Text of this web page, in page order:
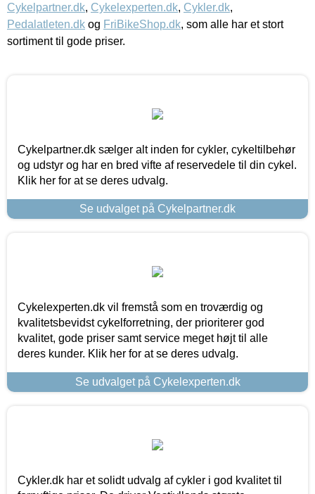
Cykelpartner.dk, Cykelexperten.dk, Cykler.dk,
Pedalatleten.dk og FriBikeShop.dk, som alle har et stort
sortiment til gode priser.
Cykelpartner.dk sælger alt inden for cykler, cykeltilbehør
og udstyr og har en bred vifte af reservedele til din cykel.
Klik her for at se deres udvalg.
Se udvalget på Cykelpartner.dk
Cykelexperten.dk vil fremstå som en troværdig og
kvalitetsbevidst cykelforretning, der prioriterer god
kvalitet, gode priser samt service meget højt til alle
deres kunder. Klik her for at se deres udvalg.
Se udvalget på Cykelexperten.dk
Cykler.dk har et solidt udvalg af cykler i god kvalitet til